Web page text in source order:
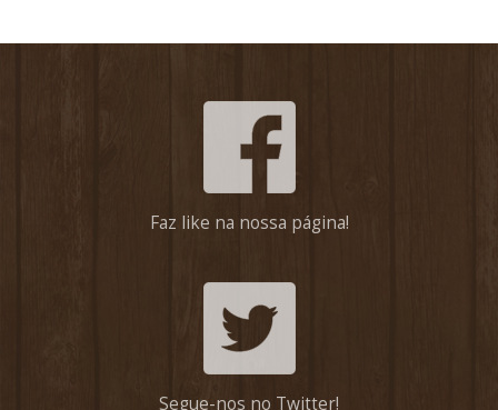
Faz like na nossa página!
Segue-nos no Twitter!